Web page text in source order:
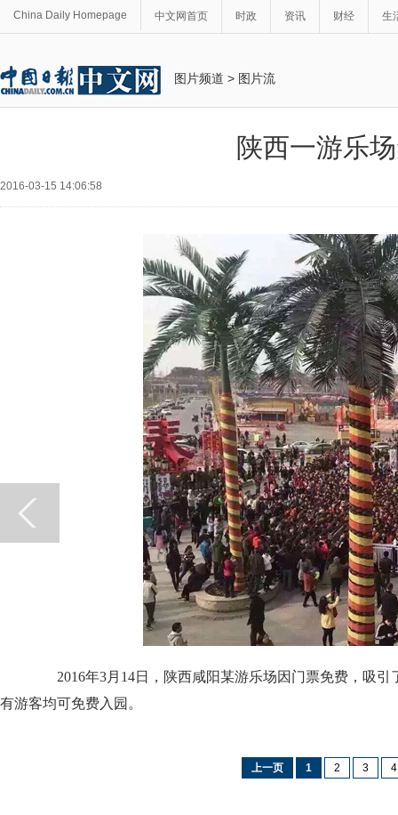
China Daily Homepage 中文网首页 时政 资讯 财经 生
图片频道 > 图片流
陕西一游乐
2016-03-15 14:06:58
2016年3月14日，陕西咸阳某游乐场因门票免费，吸引
有游客均可免费入园。
上一页 1 2 3 4